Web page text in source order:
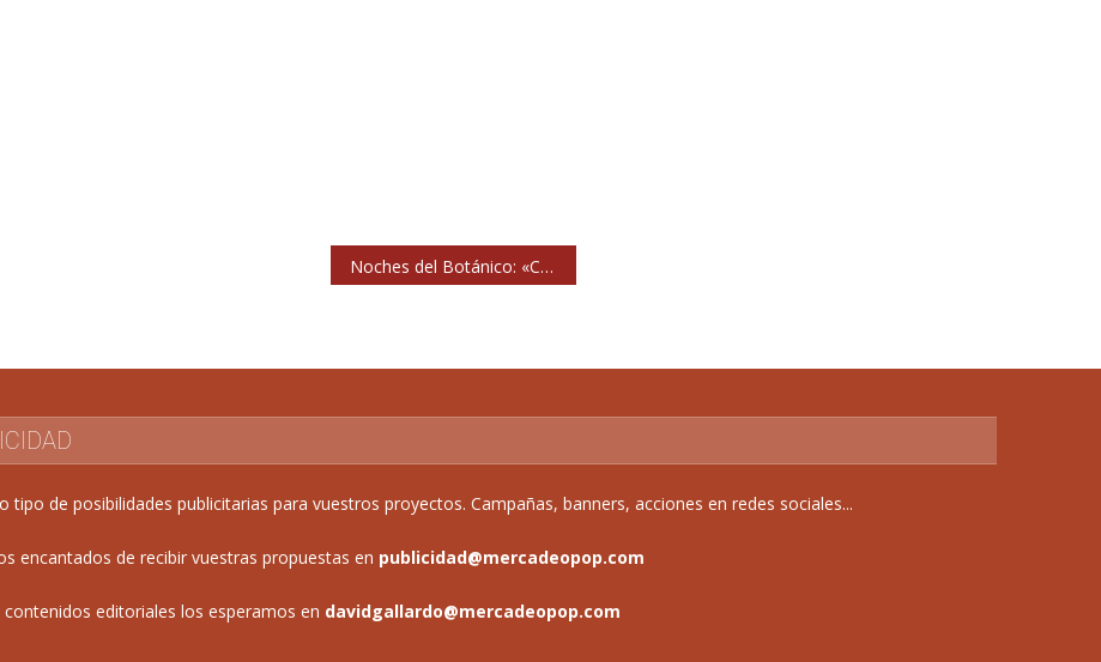
Noches del Botánico: «Con lo que nos costó traer a Van Morrison, a la semana de tocar aquí nos dijo que estaba dispuesto a volver»
de posibilidades publicitarias para vuestros proyectos. Campañas, banners, acciones en redes sociales...
encantados de recibir vuestras propuestas en publicidad@mercadeopop.com
contenidos editoriales los esperamos en davidgallardo@mercadeopop.com